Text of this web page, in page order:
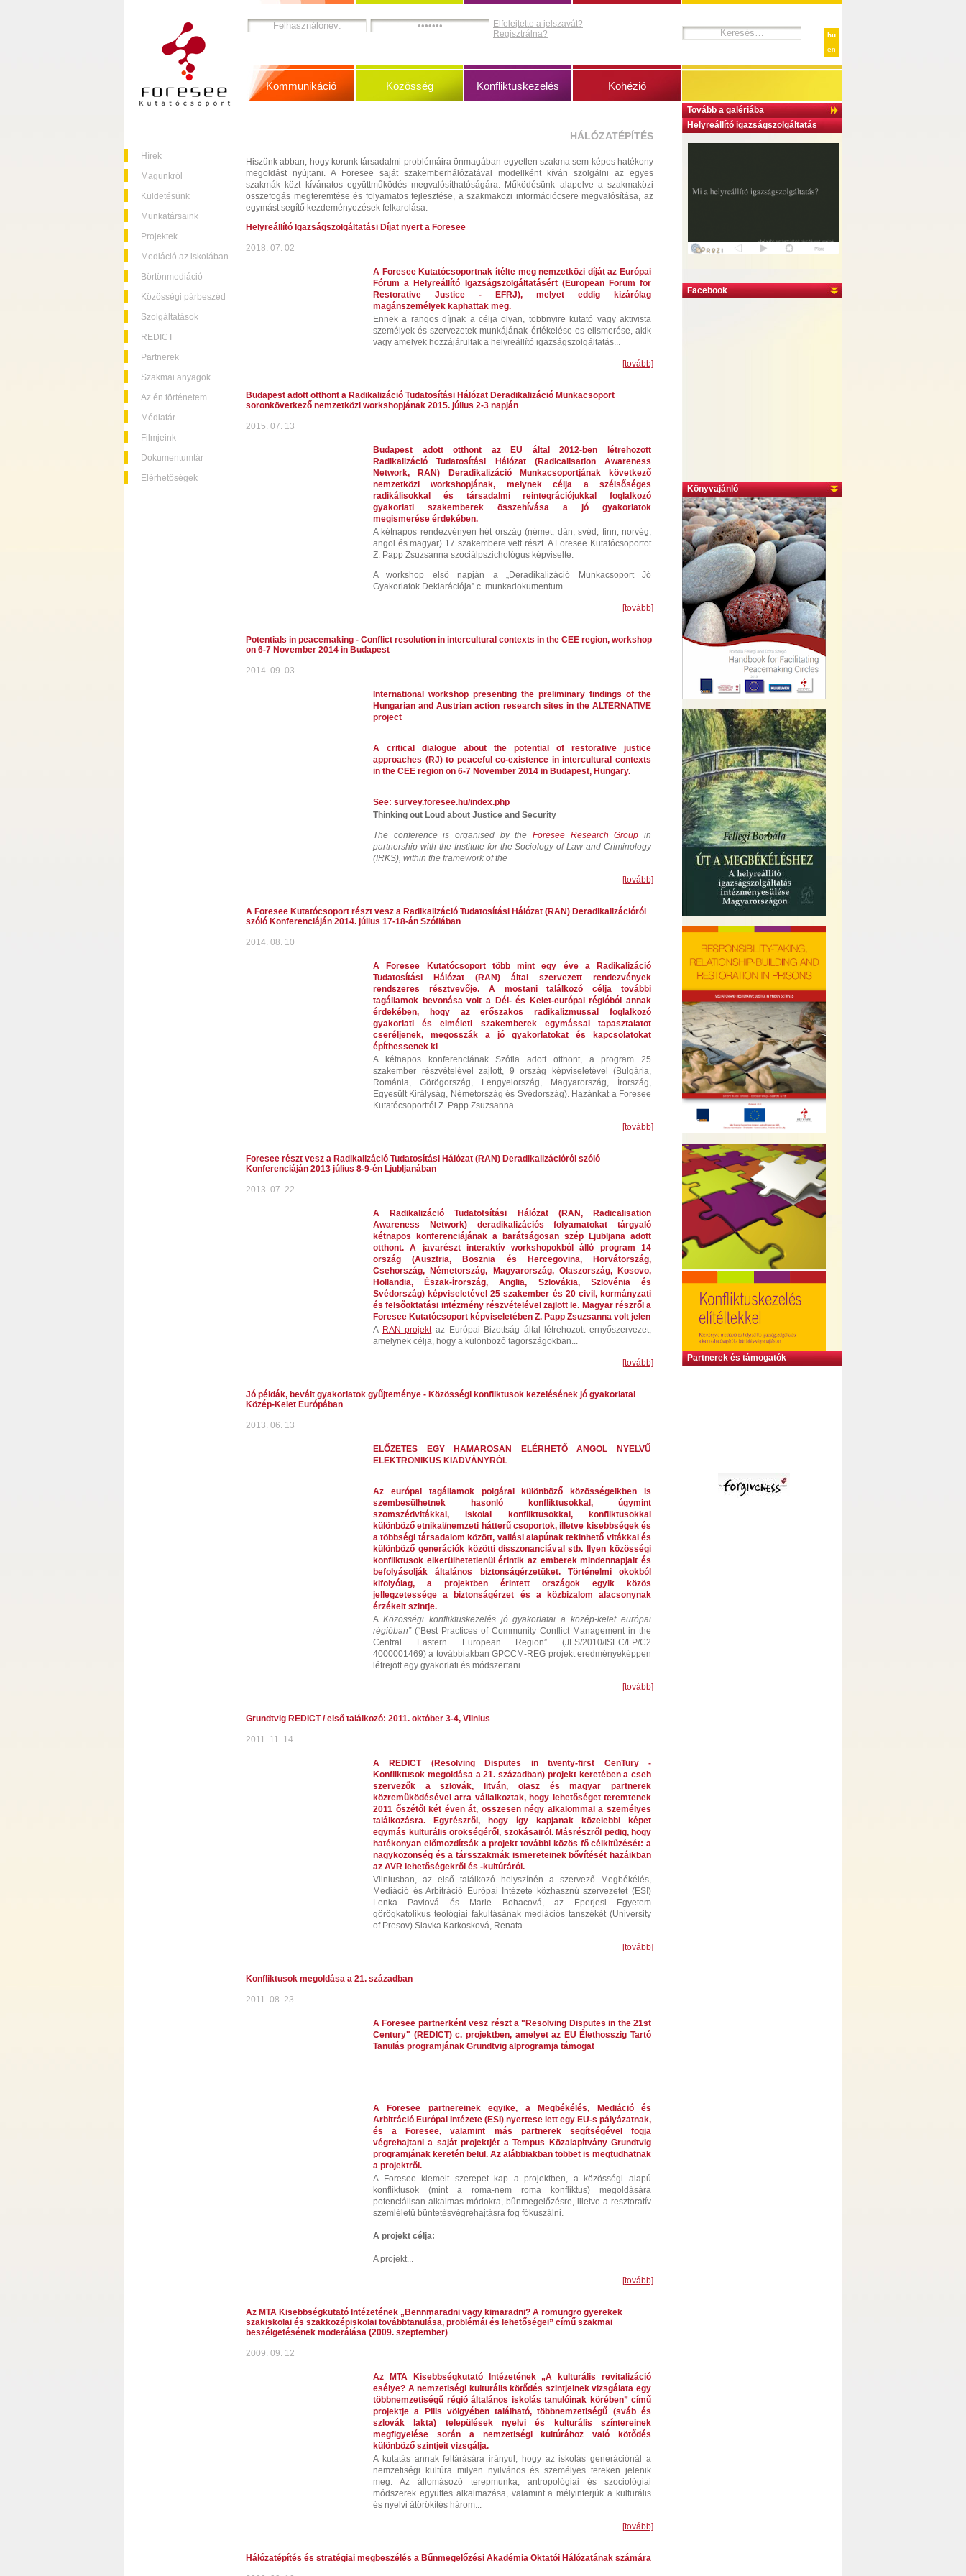
Hírek
Magunkról
Küldetésünk
Munkatársaink
Projektek
Mediáció az iskolában
Börtönmediáció
Közösségi párbeszéd
Szolgáltatások
REDICT
Partnerek
Szakmai anyagok
Az én történetem
Médiatár
Filmjeink
Dokumentumtár
Elérhetőségek
hu
en
Tovább a galériába
Helyreállító igazságszolgáltatás
Facebook
Könyvajánló
Partnerek és támogatók
Elfelejtette a jelszavát?
Regisztrálna?
Kommunikáció Közösség Konfliktuskezelés Kohézió
HÁLÓZATÉPÍTÉS
Hiszünk abban, hogy korunk társadalmi problémáira önmagában egyetlen szakma sem képes hatékony
megoldást nyújtani. A Foresee saját szakemberhálózatával modellként kíván szolgálni az egyes
szakmák közt kívánatos együttműködés megvalósíthatóságára. Működésünk alapelve a szakmaközi
összefogás megteremtése és folyamatos fejlesztése, a szakmaközi információcsere megvalósítása, az
egymást segítő kezdeményezések felkarolása.
Helyreállító Igazságszolgáltatási Díjat nyert a Foresee
2018. 07. 02
A Foresee Kutatócsoportnak ítélte meg nemzetközi díját az Európai
Fórum a Helyreállító Igazságszolgáltatásért (European Forum for
Restorative Justice - EFRJ), melyet eddig kizárólag
magánszemélyek kaphattak meg.
Ennek a rangos díjnak a céljaolyan, többnyire kutató vagy aktivista
személyek és szervezetekmunkájának értékelése es elismerése, akik
vagy amelyek hozzájárultak a helyreállító igazságszolgáltatás...
[tovább]
Budapest adott otthont a Radikalizáció Tudatosítási Hálózat Deradikalizáció Munkacsoport
soronkövetkező nemzetközi workshopjának 2015. július 2-3 napján
2015. 07. 13
Budapest adott otthont az EU által 2012-ben létrehozott
Radikalizáció Tudatosítási Hálózat (Radicalisation Awareness
Network, RAN) Deradikalizáció Munkacsoportjának következő
nemzetközi workshopjának, melynek célja a szélsőséges
radikálisokkal és társadalmi reintegrációjukkal foglalkozó
gyakorlati szakemberek összehívása a jó gyakorlatok
megismerése érdekében.
A kétnapos rendezvényen hét ország (német, dán, svéd, finn, norvég,
angol és magyar) 17 szakembere vett részt. A Foresee Kutatócsoportot
Z. Papp Zsuzsanna szociálpszichológus képviselte.
A workshop első napján a „Deradikalizáció Munkacsoport Jó
Gyakorlatok Deklarációja” c. munkadokumentum...
[tovább]
Potentials in peacemaking - Conflict resolution in intercultural contexts in the CEE region, workshop
on 6-7 November 2014 in Budapest
2014. 09. 03
International workshop presenting the preliminary findings of the
Hungarian and Austrian action research sites in the ALTERNATIVE
project
A critical dialogue about the potential of restorative justice
approaches (RJ) to peaceful co-existence in intercultural contexts
in the CEE region on 6-7 November 2014 in Budapest, Hungary.
See: survey.foresee.hu/index.php
Thinking out Loud about Justice and Security
The conference is organised by the Foresee Research Group in
partnership with the Institute for the Sociology of Law and Criminology
(IRKS), within the framework of the
[tovább]
A Foresee Kutatócsoport részt vesz a Radikalizáció Tudatosítási Hálózat (RAN) Deradikalizációról
szóló Konferenciáján 2014. július 17-18-án Szófiában
2014. 08. 10
A Foresee Kutatócsoport több mint egy éve a Radikalizáció
Tudatosítási Hálózat (RAN) által szervezett rendezvények
rendszeres résztvevője. A mostani találkozó célja további
tagállamok bevonása volt a Dél- és Kelet-európai régióból annak
érdekében, hogy az erőszakos radikalizmussal foglalkozó
gyakorlati és elméleti szakemberek egymással tapasztalatot
cseréljenek, megosszák a jó gyakorlatokat és kapcsolatokat
építhessenek ki
A kétnapos konferenciának Szófia adott otthont, a program 25
szakember részvételével zajlott, 9 ország képviseletével (Bulgária,
Románia, Görögország, Lengyelország, Magyarország, Írország,
Egyesült Királyság, Németország és Svédország). Hazánkat a Foresee
Kutatócsoporttól Z. Papp Zsuzsanna...
[tovább]
Foresee részt vesz a Radikalizáció Tudatosítási Hálózat (RAN) Deradikalizációról szóló
Konferenciáján 2013 július 8-9-én Ljubljanában
2013. 07. 22
A Radikalizáció Tudatotsítási Hálózat (RAN, Radicalisation
Awareness Network) deradikalizációs folyamatokat tárgyaló
kétnapos konferenciájának a barátságosan szép Ljubljana adott
otthont. A javarészt interaktív workshopokból álló program 14
ország (Ausztria, Bosznia és Hercegovina, Horvátország,
Csehország, Németország, Magyarország, Olaszország, Kosovo,
Hollandia, Észak-Írország, Anglia, Szlovákia, Szlovénia és
Svédország) képviseletével 25 szakember és 20 civil, kormányzati
és felsőoktatási intézmény részvételével zajlott le. Magyar részről a
Foresee Kutatócsoport képviseletében Z. Papp Zsuzsanna volt jelen
A RAN projektaz Európai Bizottság által létrehozott ernyőszervezet,
amelynek célja, hogy a különböző tagországokban...
[tovább]
Jó példák, bevált gyakorlatok gyűjteménye - Közösségi konfliktusok kezelésének jó gyakorlatai
Közép-Kelet Európában
2013. 06. 13
ELŐZETES EGY HAMAROSAN ELÉRHETŐ ANGOL NYELVŰ
ELEKTRONIKUS KIADVÁNYRÓL
Az európai tagállamok polgárai különböző közösségeikben is
szembesülhetnek hasonló konfliktusokkal, úgymint
szomszédvitákkal, iskolai konfliktusokkal, konfliktusokkal
különböző etnikai/nemzeti hátterű csoportok, illetve kisebbségek és
a többségi társadalom között, vallási alapúnak tekinhető vitákkal és
különböző generációk közötti disszonanciával stb. Ilyen közösségi
konfliktusok elkerülhetetlenül érintik az emberek mindennapjait és
befolyásolják általános biztonságérzetüket. Történelmi okokból
kifolyólag, a projektben érintett országok egyik közös
jellegzetessége a biztonságérzet és a közbizalom alacsonynak
érzékelt szintje.
A Közösségi konfliktuskezelés jó gyakorlatai a közép-kelet európai
régióban” (“Best Practices of Community Conflict Management in the
Central Eastern European Region” (JLS/2010/ISEC/FP/C2
4000001469) a továbbiakban GPCCM-REG projekt eredményeképpen
létrejött egy gyakorlati és módszertani...
[tovább]
Grundtvig REDICT / első találkozó: 2011. október 3-4, Vilnius
2011. 11. 14
A REDICT (Resolving Disputes in twenty-first CenTury -
Konfliktusok megoldása a 21. században) projekt keretében a cseh
szervezők a szlovák, litván, olasz és magyar partnerek
közreműködésével arra vállalkoztak, hogy lehetőséget teremtenek
2011 őszétől két éven át, összesen négy alkalommal a személyes
találkozásra. Egyrészről, hogy így kapjanak közelebbi képet
egymás kulturális örökségéről, szokásairól. Másrészről pedig, hogy
hatékonyan előmozdítsák a projekt további közös fő célkitűzését: a
nagyközönség és a társszakmák ismereteinek bővítését hazáikban
az AVR lehetőségekről és -kultúráról.
Vilniusban, az első találkozó helyszínén a szervező Megbékélés,
Mediáció és Arbitráció Európai Intézete közhasznú szervezetet (ESI)
Lenka Pavlová és Marie Bohacová, az Eperjesi Egyetem
görögkatolikus teológiai fakultásának mediációs tanszékét (University
of Presov) Slavka Karkosková, Renata...
[tovább]
Konfliktusok megoldása a 21. században
2011. 08. 23
A Foresee partnerként vesz részt a "Resolving Disputes in the 21st
Century" (REDICT) c. projektben, amelyet az EU Élethosszig Tartó
Tanulás programjának Grundtvig alprogramja támogat
A Foresee partnereinek egyike, a Megbékélés, Mediáció és
Arbitráció Európai Intézete (ESI) nyertese lett egy EU-s pályázatnak,
és a Foresee, valamint más partnerek segítségével fogja
végrehajtani a saját projektjét a Tempus Közalapítvány Grundtvig
programjának keretén belül. Az alábbiakban többet is megtudhatnak
a projektről.
A Foresee kiemelt szerepet kap a projektben, a közösségi alapú
konfliktusok (mint a roma-nem roma konfliktus) megoldására
potenciálisan alkalmas módokra, bűnmegelőzésre, illetve a resztoratív
szemléletű büntetésvégrehajtásra fog fókuszálni.
A projekt célja:
A projekt...
[tovább]
Az MTA Kisebbségkutató Intézetének „Bennmaradni vagy kimaradni? A romungro gyerekek
szakiskolai és szakközépiskolai továbbtanulása, problémái és lehetőségei” című szakmai
beszélgetésének moderálása (2009. szeptember)
2009. 09. 12
Az MTA Kisebbségkutató Intézetének „A kulturális revitalizáció
esélye? A nemzetiségi kulturális kötődés szintjeinek vizsgálata egy
többnemzetiségű régió általános iskolás tanulóinak körében” című
projektje a Pilis völgyében található, többnemzetiségű (sváb és
szlovák lakta) települések nyelvi és kulturális színtereinek
megfigyelése során a nemzetiségi kultúrához való kötődés
különböző szintjeit vizsgálja.
A kutatás annak feltárására irányul, hogy az iskolás generációnál a
nemzetiségi kultúra milyen nyilvános és személyes tereken jelenik
meg. Az állomásozó terepmunka, antropológiai és szociológiai
módszerek együttes alkalmazása, valamint a mélyinterjúk a kulturális
és nyelvi átörökítés három...
[tovább]
Hálózatépítés és stratégiai megbeszélés a Bűnmegelőzési Akadémia Oktatói Hálózatának számára